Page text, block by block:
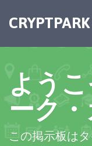
よう
ーク
この掲示板は